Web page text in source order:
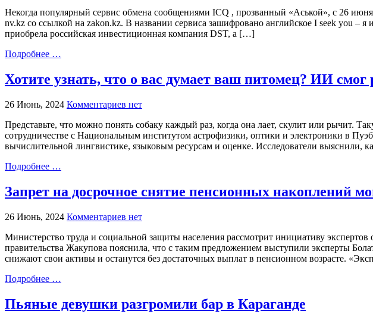
Некогда популярный сервис обмена сообщениями ICQ , прозванный «Аськой», с 26
nv.kz со ссылкой на zakon.kz. В названии сервиса зашифровано английское I seek you –
приобрела российская инвестиционная компания DST, а […]
Подробнее …
Хотите узнать, что о вас думает ваш питомец? ИИ
26 Июнь, 2024 Комментариев нет
Представьте, что можно понять собаку каждый раз, когда она лает, скулит или рычит.
сотрудничестве с Национальным институтом астрофизики, оптики и электроники в
вычислительной лингвистике, языковым ресурсам и оценке. Исследователи выяснили,
Подробнее …
Запрет на досрочное снятие пенсионных накоплений
26 Июнь, 2024 Комментариев нет
Министерство труда и социальной защиты населения рассмотрит инициативу
правительства Жакупова пояснила, что с таким предложением выступили эксперты
снижают свои активы и останутся без достаточных выплат в пенсионном возрасте.
Подробнее …
Пьяные девушки разгромили бар в Караганде